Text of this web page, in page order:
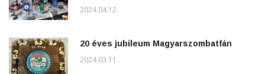
2024.04.12.
20 éves jubileum Magyarszombatfán
2024.03.11.